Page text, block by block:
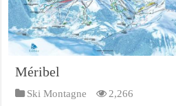
Méribel
Ski Montagne 2,266